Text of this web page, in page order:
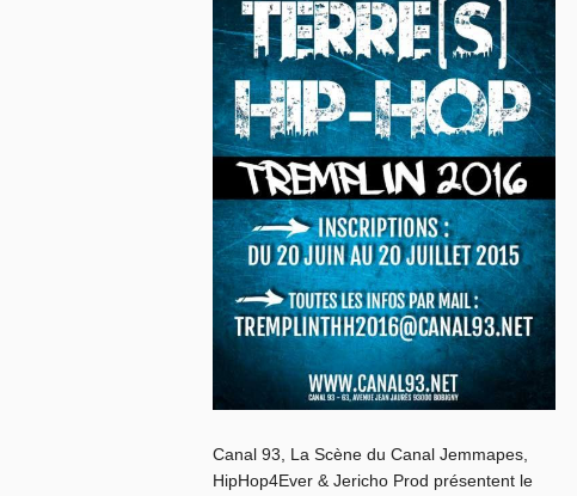
Canal 93, La Scène du Canal Jemmapes,
HipHop4Ever & Jericho Prod présentent le